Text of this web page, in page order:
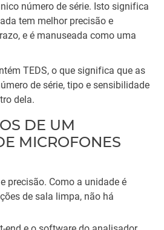
número de série. Isto significa
tem melhor precisão e
e é manuseada como uma
TEDS, o que significa que as
de série, tipo e sensibilidade
dela.
DE UM
MICROFONES
precisão. Como a unidade é
de sala limpa, não há